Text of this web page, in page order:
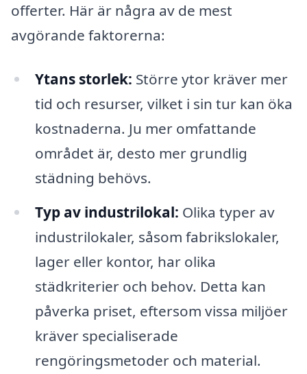
offerter. Här är några av de mest
avgörande faktorerna:
Ytans storlek: Större ytor kräver mer
tid och resurser, vilket i sin tur kan öka
kostnaderna. Ju mer omfattande
området är, desto mer grundlig
städning behövs.
Typ av industrilokal: Olika typer av
industrilokaler, såsom fabrikslokaler,
lager eller kontor, har olika
städkriterier och behov. Detta kan
påverka priset, eftersom vissa miljöer
kräver specialiserade
rengöringsmetoder och material.